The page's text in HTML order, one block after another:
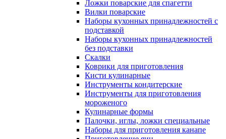
Ложки поварские для спагетти
Вилки поварские
Наборы кухонных принадлежностей с
подставкой
Наборы кухонных принадлежностей
без подставки
Скалки
Коврики для приготовления
Кисти кулинарные
Инструменты кондитерские
Инструменты для приготовления
мороженого
Кулинарные формы
Палочки, иглы, ложки специальные
Наборы для приготовления канапе